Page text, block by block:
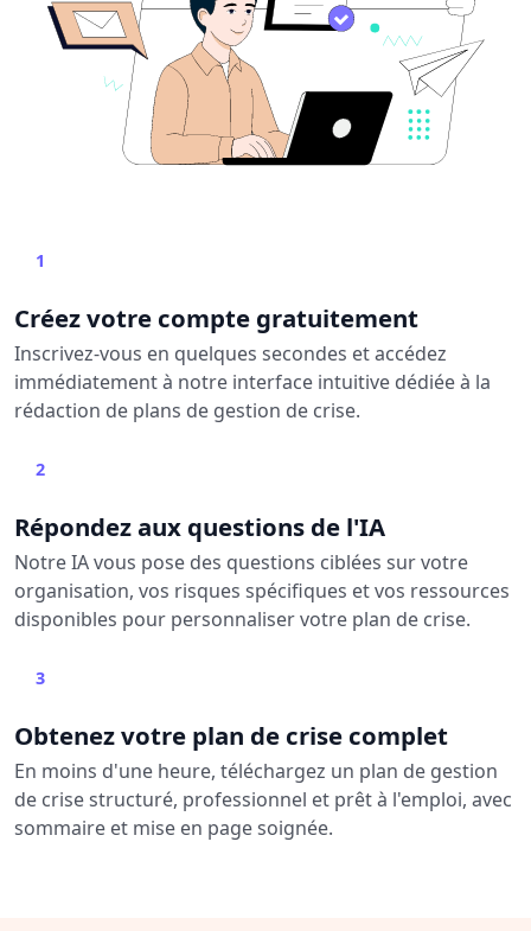
1
Créez votre compte gratuitement
Inscrivez-vous en quelques secondes et accédez
immédiatement à notre interface intuitive dédiée à la
rédaction de plans de gestion de crise.
2
Répondez aux questions de l'IA
Notre IA vous pose des questions ciblées sur votre
organisation, vos risques spécifiques et vos ressources
disponibles pour personnaliser votre plan de crise.
3
Obtenez votre plan de crise complet
En moins d'une heure, téléchargez un plan de gestion
de crise structuré, professionnel et prêt à l'emploi, avec
sommaire et mise en page soignée.